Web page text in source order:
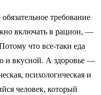
требование
включать в рацион, —
что все-таки еда
и вкусной. А здоровье —
психологическая и
человек, который